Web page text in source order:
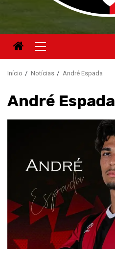
Menu
principal
Início Notícias André Espada
André Espada